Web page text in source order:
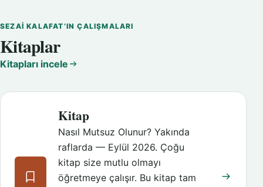
SEZAI KALAFAT’IN ÇALIŞMALARI
Kitaplar
Kitapları incele
Kitap
Nasıl Mutsuz Olunur? Yakında
raflarda — Eylül 2026. Çoğu
kitap size mutlu olmayı
öğretmeye çalışır. Bu kitap tam